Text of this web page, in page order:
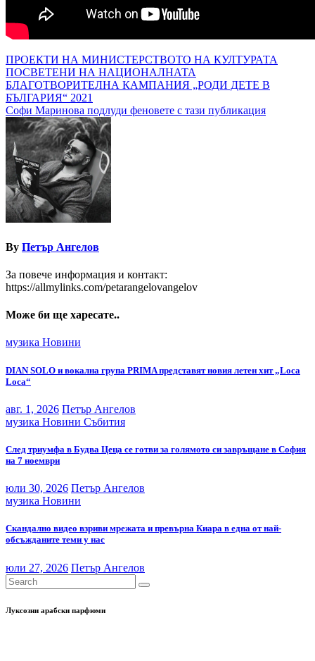
Навигация
ПРОЕКТИ НА МИНИСТЕРСТВОТО НА КУЛТУРАТА
ПОСВЕТЕНИ НА НАЦИОНАЛНАТА
БЛАГОТВОРИТЕЛНА КАМПАНИЯ „РОДИ ДЕТЕ В
БЪЛГАРИЯ“ 2021
Софи Маринова подлуди феновете с тази публикация
By Петър Ангелов
За повече информация и контакт:
https://allmylinks.com/petarangelovangelov
Може би ще харесате..
музика Новини
DIAN SOLO и вокална група PRIMA представят новия летен хит „Loca
Loca“
авг. 1, 2026 Петър Ангелов
музика Новини Събития
След триумфа в Будва Цеца се готви за голямото си завръщане в София
на 7 ноември
юли 30, 2026 Петър Ангелов
музика Новини
Скандално видео взриви мрежата и превърна Киара в една от най-
обсъжданите теми у нас
юли 27, 2026 Петър Ангелов
Луксозни арабски парфюми